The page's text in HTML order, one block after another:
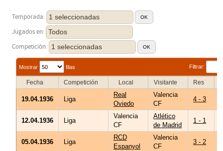
Temporada: 1 seleccionadas
Jugados en: Todos
Competición: 1 seleccionadas
Mostrar filas Filtrar:
Fecha Competición Local Visitante Res
19.04.1936 Liga
Real
Oviedo
Valencia
CF
4 - 3
12.04.1936 Liga
Valencia
CF
Atlético
de Madrid
1 - 1
05.04.1936 Liga
RCD
Espanyol
Valencia
CF
3 - 2